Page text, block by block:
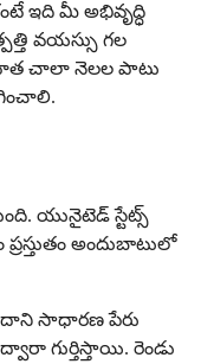
ఇది మీ అభివృద్ధి
వయస్సు గల
చాలా నెలల పాటు
యునైటెడ్ స్టేట్స్
అందుబాటులో
దాని సాధారణ పేరు
గుర్తిస్తాయి. రెండు